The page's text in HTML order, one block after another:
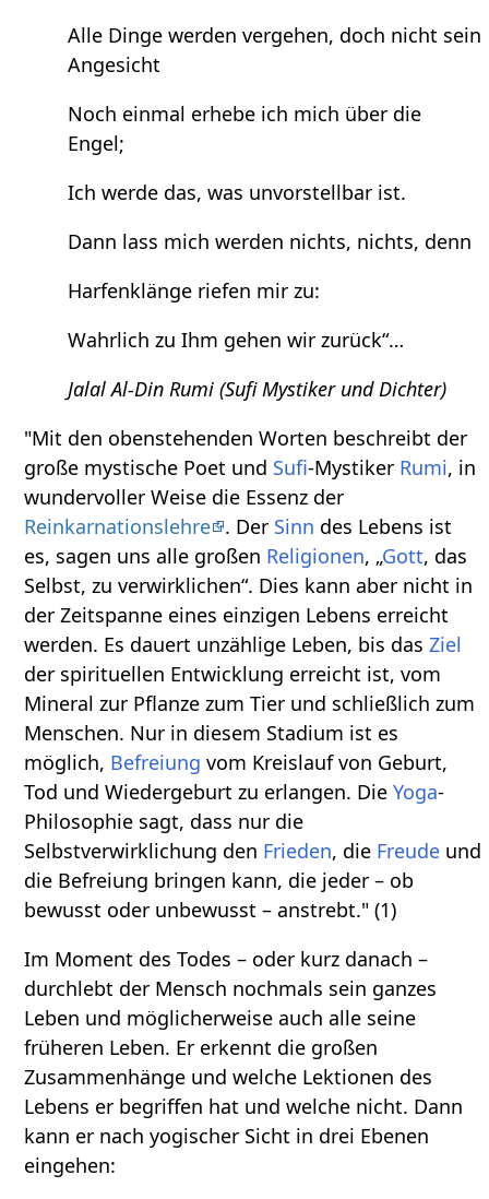
Alle Dinge werden vergehen, doch nicht sein
Angesicht
Noch einmal erhebe ich mich über die
Engel;
Ich werde das, was unvorstellbar ist.
Dann lass mich werden nichts, nichts, denn
Harfenklänge riefen mir zu:
Wahrlich zu Ihm gehen wir zurück“…
Jalal Al-Din Rumi (Sufi Mystiker und Dichter)
"Mit den obenstehenden Worten beschreibt der
große mystische Poet und Sufi-Mystiker Rumi, in
wundervoller Weise die Essenz der
Reinkarnationslehre . Der Sinn des Lebens ist
es, sagen uns alle großen Religionen, „Gott, das
Selbst, zu verwirklichen“. Dies kann aber nicht in
der Zeitspanne eines einzigen Lebens erreicht
werden. Es dauert unzählige Leben, bis dasZiel
der spirituellen Entwicklung erreicht ist, vom
Mineral zur Pflanze zum Tier und schließlich zum
Menschen. Nur in diesem Stadium ist es
möglich, Befreiung vom Kreislauf von Geburt,
Tod und Wiedergeburt zu erlangen. DieYoga-
Philosophie sagt, dass nur die
Selbstverwirklichung den Frieden, die Freude und
die Befreiung bringen kann, die jeder – ob
bewusst oder unbewusst – anstrebt." (1)
Im Moment des Todes – oder kurz danach –
durchlebt der Mensch nochmals sein ganzes
Leben und möglicherweise auch alle seine
früheren Leben. Er erkennt die großen
Zusammenhänge und welche Lektionen des
Lebens er begriffen hat und welche nicht. Dann
kann er nach yogischer Sicht in drei Ebenen
eingehen: